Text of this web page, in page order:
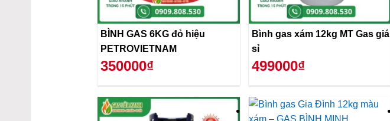
BÌNH GAS 6KG đỏ hiệu
PETROVIETNAM
350000₫
Bình gas xám 12kg MT Gas giá
sỉ
499000₫